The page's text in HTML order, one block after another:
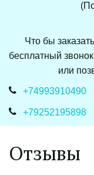
Что бы
бесплатный
или
+74993910490
+79252195898
Отзывы